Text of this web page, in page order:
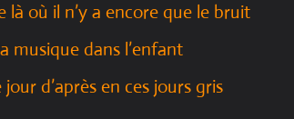
là où il n’y a encore que le bruit
musique dans l’enfant
jour d’après en ces jours gris